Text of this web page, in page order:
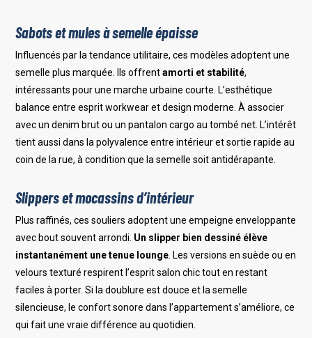
Sabots et mules à semelle épaisse
Influencés par la tendance utilitaire, ces modèles adoptent une
semelle plus marquée. Ils offrentamorti et stabilité,
intéressants pour une marche urbaine courte. L’esthétique
balance entre esprit workwear et design moderne. À associer
avec un denim brut ou un pantalon cargo au tombé net. L’intérêt
tient aussi dans la polyvalence entre intérieur et sortie rapide au
coin de la rue, à condition que la semelle soit antidérapante.
Slippers et mocassins d’intérieur
Plus raffinés, ces souliers adoptent une empeigne enveloppante
avec bout souvent arrondi. Un slipper bien dessiné élève
instantanément une tenue lounge . Les versions en suède ou en
velours texturé respirent l’esprit salon chic tout en restant
faciles à porter. Si la doublure est douce et la semelle
silencieuse, le confort sonore dans l’appartement s’améliore, ce
qui fait une vraie différence au quotidien.